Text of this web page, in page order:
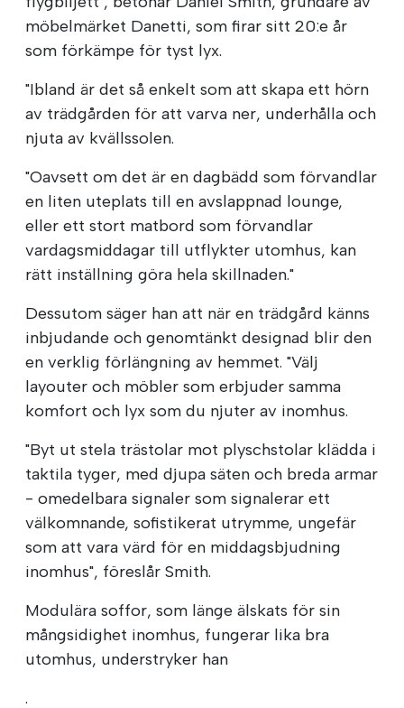
möbelmärket Danetti, som firar sitt 20:e år
som förkämpe för tyst lyx.
"Ibland är det så enkelt som att skapa ett hörn
av trädgården för att varva ner, underhålla och
njuta av kvällssolen.
"Oavsett om det är en dagbädd som förvandlar
en liten uteplats till en avslappnad lounge,
eller ett stort matbord som förvandlar
vardagsmiddagar till utflykter utomhus, kan
rätt inställning göra hela skillnaden."
Dessutom säger han att när en trädgård känns
inbjudande och genomtänkt designad blir den
en verklig förlängning av hemmet. "Välj
layouter och möbler som erbjuder samma
komfort och lyx som du njuter av inomhus.
"Byt ut stela trästolar mot plyschstolar klädda i
taktila tyger, med djupa säten och breda armar
- omedelbara signaler som signalerar ett
välkomnande, sofistikerat utrymme, ungefär
som att vara värd för en middagsbjudning
inomhus", föreslår Smith.
Modulära soffor, som länge älskats för sin
mångsidighet inomhus, fungerar lika bra
utomhus, understryker han
.